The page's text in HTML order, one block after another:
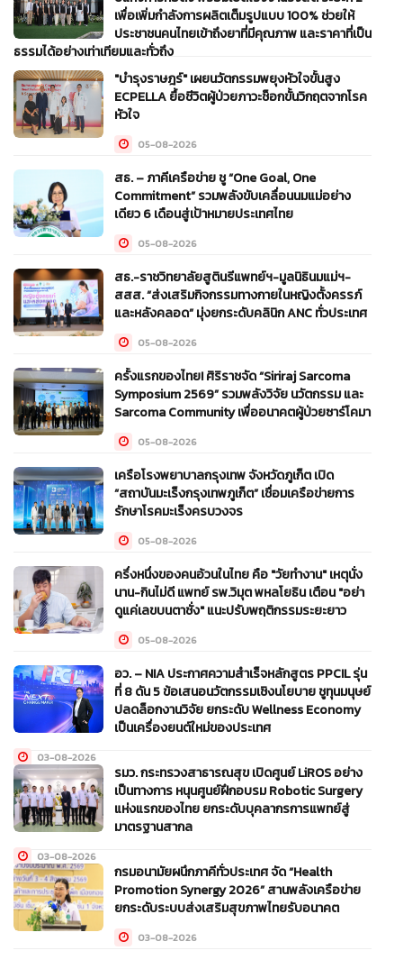
เพื่อเพิ่มกำลังการผลิตเต็มรูปแบบ 100% ช่วยให้
ประชาชนคนไทยเข้าถึงยาที่มีคุณภาพ และราคาที่เป็น
ธรรมได้อย่างเท่าเทียมและทั่วถึง
05-08-2026
"บำรุงราษฎร์" เผยนวัตกรรมพยุงหัวใจขั้นสูง
ECPELLA ยื้อชีวิตผู้ป่วยภาวะช็อกขั้นวิกฤตจากโรค
หัวใจ
05-08-2026
สธ. – ภาคีเครือข่าย ชู “One Goal, One
Commitment” รวมพลังขับเคลื่อนนมแม่อย่าง
เดียว 6 เดือนสู่เป้าหมายประเทศไทย
05-08-2026
สธ.-ราชวิทยาลัยสูตินรีแพทย์ฯ-มูลนิธินมแม่ฯ-
สสส. “ส่งเสริมกิจกรรมทางกายในหญิงตั้งครรภ์
และหลังคลอด” มุ่งยกระดับคลินิก ANC ทั่วประเทศ
05-08-2026
ครั้งแรกของไทย! ศิริราชจัด “Siriraj Sarcoma
Symposium 2569” รวมพลังวิจัย นวัตกรรม และ
Sarcoma Community เพื่ออนาคตผู้ป่วยซาร์โคมา
05-08-2026
เครือโรงพยาบาลกรุงเทพ จังหวัดภูเก็ต เปิด
“สถาบันมะเร็งกรุงเทพภูเก็ต” เชื่อมเครือข่ายการ
รักษาโรคมะเร็งครบวงจร
05-08-2026
ครึ่งหนึ่งของคนอ้วนในไทย คือ "วัยทำงาน" เหตุนั่ง
นาน-กินไม่ดี แพทย์ รพ.วิมุต พหลโยธิน เตือน "อย่า
ดูแค่เลขบนตาชั่ง" แนะปรับพฤติกรรมระยะยาว
05-08-2026
อว. – NIA ประกาศความสำเร็จหลักสูตร PPCIL รุ่น
ที่ 8 ดัน 5 ข้อเสนอนวัตกรรมเชิงนโยบาย ชูทุนมนุษย์
ปลดล็อกงานวิจัย ยกระดับ Wellness Economy
เป็นเครื่องยนต์ใหม่ของประเทศ
03-08-2026
รมว. กระทรวงสาธารณสุข เปิดศูนย์ LiROS อย่าง
เป็นทางการ หนุนศูนย์ฝึกอบรม Robotic Surgery
แห่งแรกของไทย ยกระดับบุคลากรการแพทย์สู่
มาตรฐานสากล
03-08-2026
กรมอนามัยผนึกภาคีทั่วประเทศ จัด “Health
Promotion Synergy 2026” สานพลังเครือข่าย
ยกระดับระบบส่งเสริมสุขภาพไทยรับอนาคต
03-08-2026